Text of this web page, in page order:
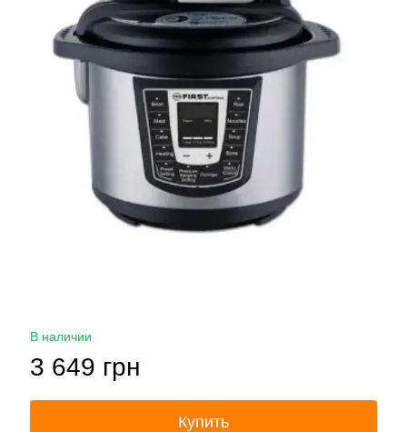
В наличии
3 649 грн
Купить